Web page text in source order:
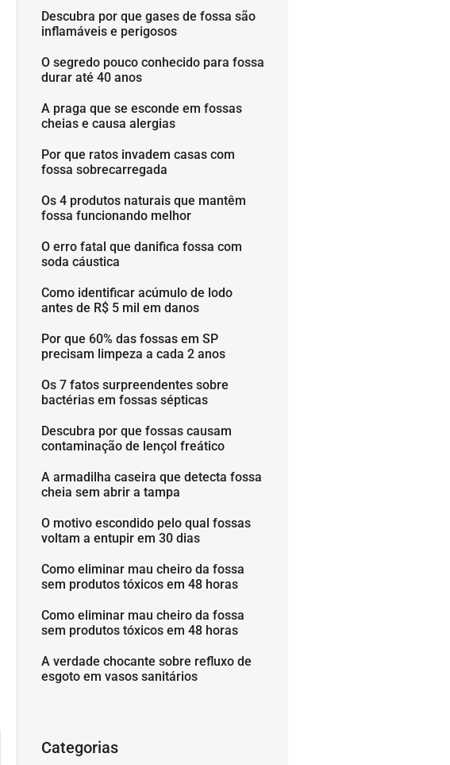
Descubra por que gases de fossa são
inflamáveis e perigosos
O segredo pouco conhecido para fossa
durar até 40 anos
A praga que se esconde em fossas
cheias e causa alergias
Por que ratos invadem casas com
fossa sobrecarregada
Os 4 produtos naturais que mantêm
fossa funcionando melhor
O erro fatal que danifica fossa com
soda cáustica
Como identificar acúmulo de lodo
antes de R$ 5 mil em danos
Por que 60% das fossas em SP
precisam limpeza a cada 2 anos
Os 7 fatos surpreendentes sobre
bactérias em fossas sépticas
Descubra por que fossas causam
contaminação de lençol freático
A armadilha caseira que detecta fossa
cheia sem abrir a tampa
O motivo escondido pelo qual fossas
voltam a entupir em 30 dias
Como eliminar mau cheiro da fossa
sem produtos tóxicos em 48 horas
Como eliminar mau cheiro da fossa
sem produtos tóxicos em 48 horas
A verdade chocante sobre refluxo de
esgoto em vasos sanitários
Categorias